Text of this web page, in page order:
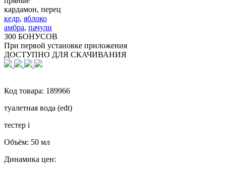
кардамон, перец
кедр, яблоко
амбра, пачули
300 БОНУСОВ
При первой установке приложения
ДОСТУПНО ДЛЯ СКАЧИВАНИЯ
Код товара: 189966
туалетная вода (edt)
тестер i
Объём: 50 мл
Динамика цен: